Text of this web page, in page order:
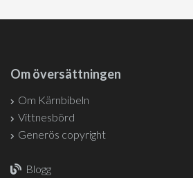
Om översättningen
Om Kärnbibeln
Vittnesbörd
Generös copyright
Blogg